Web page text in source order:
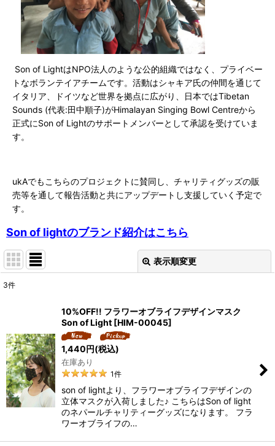
Son of LightはNPO法人のような公的組織ではなく、プライベー
トなボランテイアチームです。活動はシャキア氏の仲間を通じて
イタリア、ドイツなど世界を拠点に広がり、日本ではTibetan
Sounds (代表:田中順子)がHimalayan Singing Bowl Centreから
正式にSon of Lightのサポートメンバーとして承認を受けていま
す。
ukAでもこちらのプロジェクトに賛同し、チャリティグッズの販
売等を通して報告活動と共にアップデートし支援していく予定で
す。
Son of lightのブランド紹介はこちら
表示順変更
3件
10%OFF!! フラワーオブライフデザインマスク
Son of Light [HIM-00045]
1,440円(税込)
在庫あり
1件
son of lightより、フラワーオブライフデザインの
立体マスクが入荷しました♪ こちらはSon of light
のネパールチャリティーグッズになります。 フラ
ワーオブライフの…